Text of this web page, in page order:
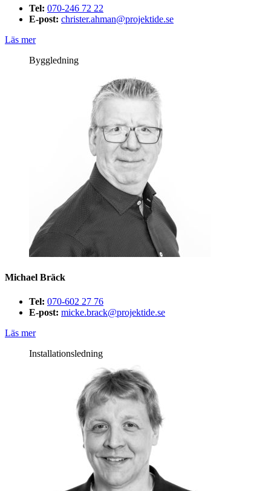
Tel: 070-246 72 22
E-post: christer.ahman@projektide.se
Läs mer
Byggledning
Michael Bräck
Tel: 070-602 27 76
E-post: micke.brack@projektide.se
Läs mer
Installationsledning